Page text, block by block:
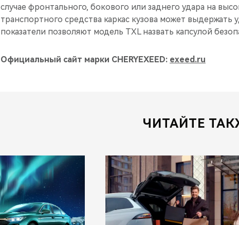
случае фронтального, бокового или заднего удара на
транспортного средства каркас кузова может выдержать
показатели позволяют модель TXL назвать капсулой
Официальный сайт марки CHERYEXEED: exeed.ru
ЧИТАЙТЕ